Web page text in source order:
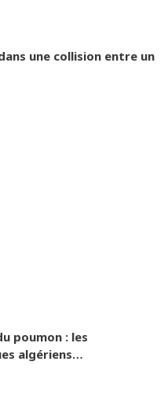
une collision entre un
poumon : les
algériens…